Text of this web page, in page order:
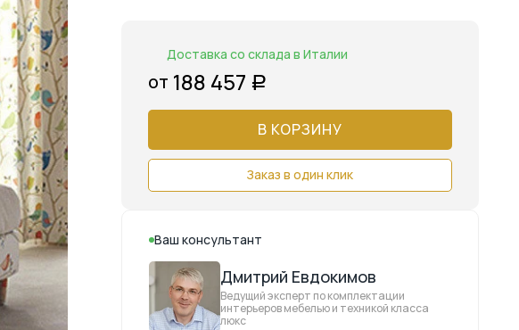
Доставка со склада в Италии
от 188 457 Р
В КОРЗИНУ
Заказ в один клик
Ваш консультант
Дмитрий Евдокимов
Ведущий эксперт по комплектации
интерьеров мебелью и техникой класса
люкс